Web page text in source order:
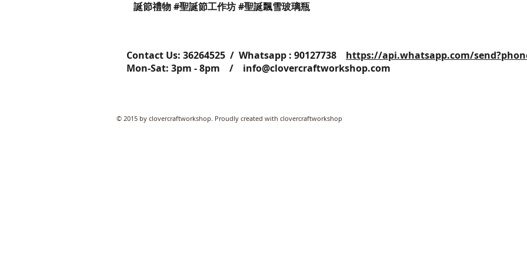
誕節禮物 #聖誕節工作坊 #聖誕飄雪玻璃瓶
Contact Us: ​​​​​​​​​​​​​​​​​​​​36264525 / Whatsapp : 90127738 https://api.whatsapp.com/
Mon-Sat: 3pm - 8pm / info@clovercraftworkshop.com
© 2015 by clovercraftworkshop. Proudly created with clovercraftworkshop